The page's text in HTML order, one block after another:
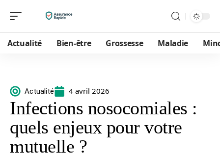
Actualité Bien-être Grossesse Maladie
Actualité 4 avril 2026
Infections nosocomiales :
quels enjeux pour votre
mutuelle ?